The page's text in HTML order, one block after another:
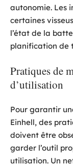
autonomie. Les
certaines
l’état de la
planification de
Pratiques de
d’utilisation
Pour garantir
Einhell, des
doivent être
garder l’outil
utilisation. Un